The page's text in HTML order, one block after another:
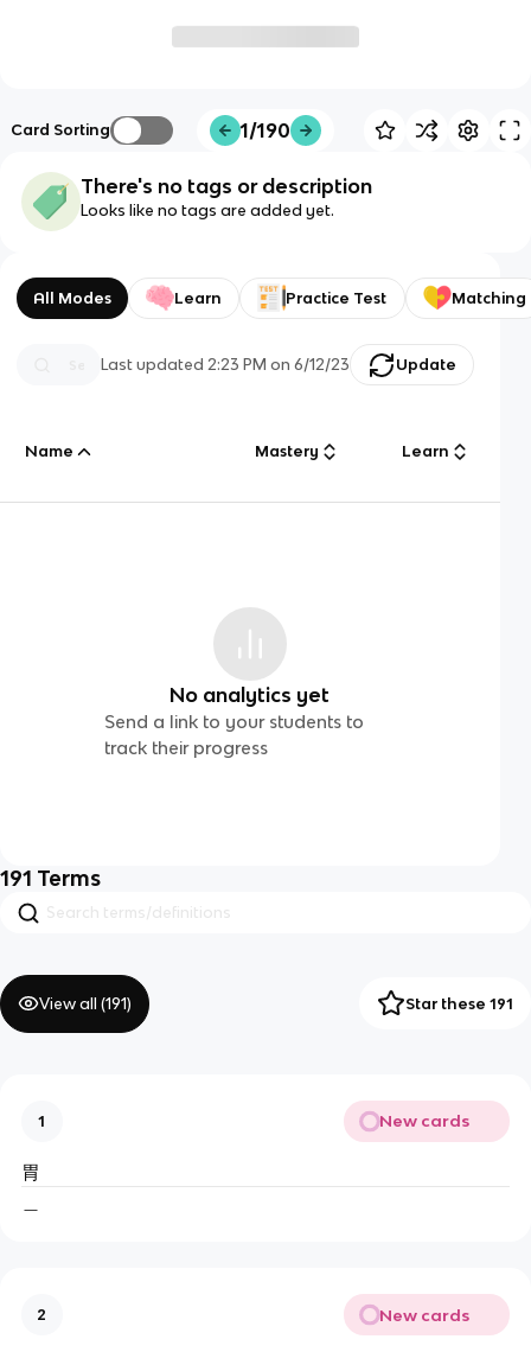
Card Sorting 1/190
There's no tags or description
Looks like no tags are added yet.
All Modes Learn Practice Test Matching
Last updated2:23 PM on 6/12/23 Update
Name Mastery Learn
No analytics yet
Send a link to your students to
track their progress
191 Terms
View all (191) Star these 191
1 New cards
胃
2 New cards